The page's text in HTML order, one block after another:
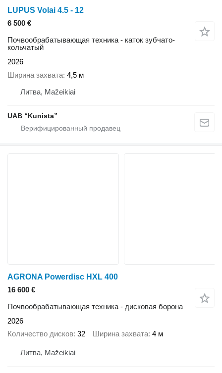
LUPUS Volai 4.5 - 12
6 500 €
Почвообрабатывающая техника - каток зубчато-
кольчатый
2026
Ширина захвата 4,5 м
Литва, Mažeikiai
UAB “Kunista”
AGRONA Powerdisc HXL 400
16 600 €
Почвообрабатывающая техника - дисковая борона
2026
Количество дисков 32 Ширина захвата 4 м
Литва, Mažeikiai